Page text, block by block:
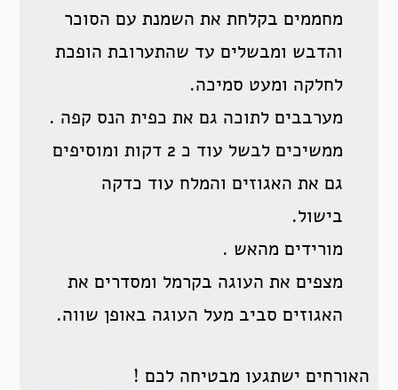
מחממים בקלחת את השמנת עם הסוכר
והדבש ומבשלים עד שהתערובת הופכת
לחלקה ומעט סמיכה.
מערבבים לתוכה גם את כפית הנס קפה .
ממשיכים לבשל עוד כ 2 דקות ומוסיפים
גם את האגוזים והמלח עוד כדקה
בישול.
מורידים מהאש .
מצפים את העוגה בקרמל ומסדרים את
האגוזים סביב מעל העוגה באופן שווה.
האורחים ישתגעו מבטיחה לכם !